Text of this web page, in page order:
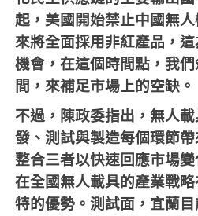
起，美國開始禁止中國無
來將全面採用非紅產品，
機會，在這個時間點，我
間，來補足市場上的空缺。
不過，陳政委指出，無人
發、測試與製造每個環節
整合三者以快速回應市場
在全國無人載具的產業戰
特的優勢。測試面，宜蘭